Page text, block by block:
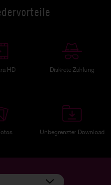
HD Diskrete Zahlung
Unbegrenzter Download